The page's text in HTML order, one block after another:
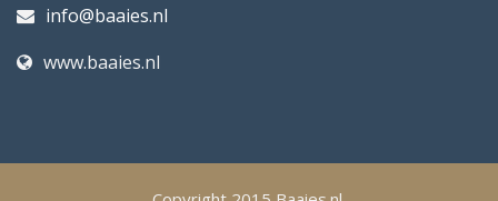
info@baaies.nl
www.baaies.nl